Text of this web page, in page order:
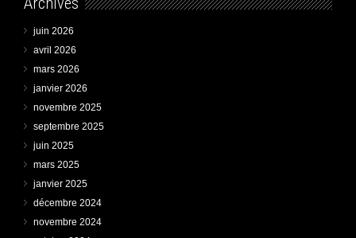
juin 2026
avril 2026
mars 2026
janvier 2026
novembre 2025
septembre 2025
juin 2025
mars 2025
janvier 2025
décembre 2024
novembre 2024